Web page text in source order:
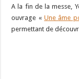
A la fin de la messe,
ouvrage « Une âme
permettant de